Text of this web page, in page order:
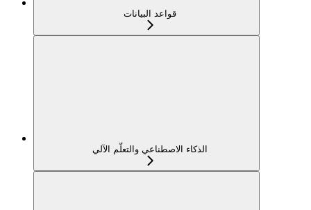
قواعد البيانات
الذكاء الاصطناعي والتعلّم الآلي